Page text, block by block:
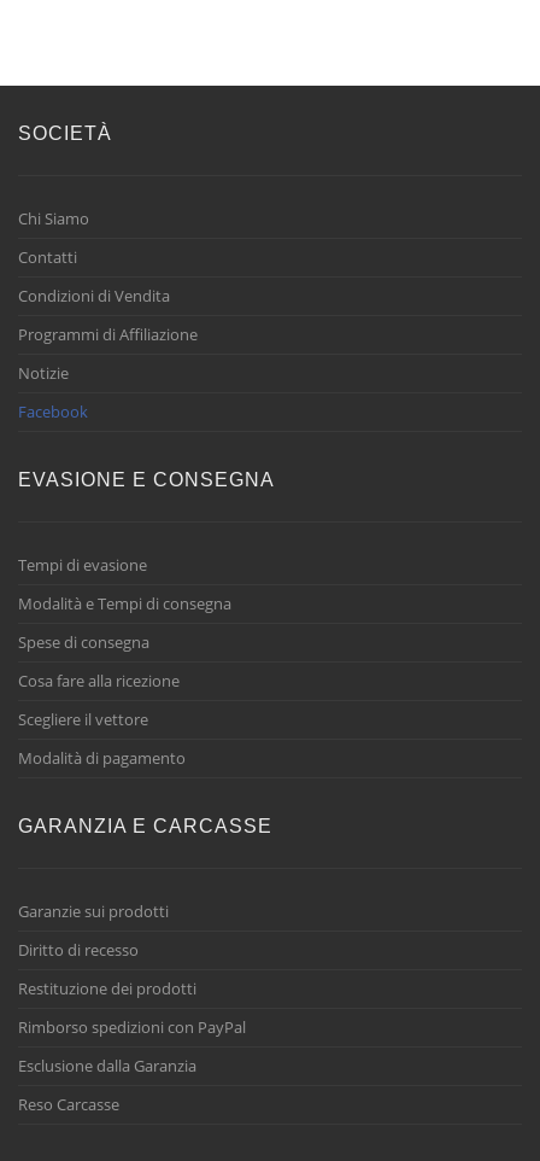
SOCIETÀ
Chi Siamo
Contatti
Condizioni di Vendita
Programmi di Affiliazione
Notizie
Facebook
EVASIONE E CONSEGNA
Tempi di evasione
Modalità e Tempi di consegna
Spese di consegna
Cosa fare alla ricezione
Scegliere il vettore
Modalità di pagamento
GARANZIA E CARCASSE
Garanzie sui prodotti
Diritto di recesso
Restituzione dei prodotti
Rimborso spedizioni con PayPal
Esclusione dalla Garanzia
Reso Carcasse